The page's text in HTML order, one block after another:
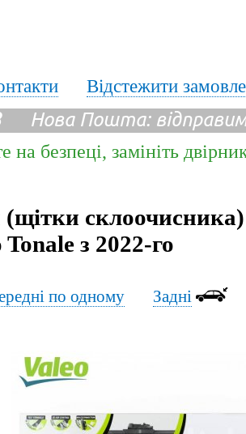
Відстежити
Нова Пошта:
безпеці, замініть
(щітки склоочисника)
з 2022-го
по одному Задні